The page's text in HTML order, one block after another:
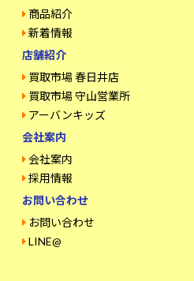
商品紹介
新着情報
店舗紹介
買取市場 春日井店
買取市場 守山営業所
アーバンキッズ
会社案内
会社案内
採用情報
お問い合わせ
お問い合わせ
LINE@